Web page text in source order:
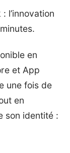
l’innovation
.
en
et App
une fois de
en
son identité :